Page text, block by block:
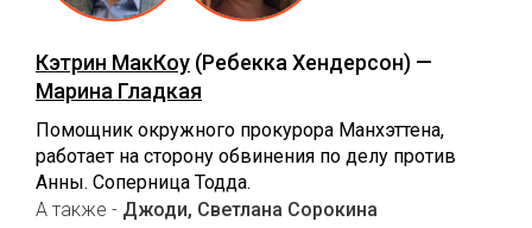
Кэтрин МакКоу (Ребекка Хендерсон) —
Марина Гладкая
Помощник окружного прокурора Манхэттена,
работает на сторону обвинения по делу против
Анны. Соперница Тодда.
А также - Джоди, Светлана Сорокина